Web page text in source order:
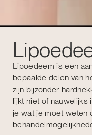
Lipoedeem is een
bepaalde delen van
zijn bijzonder
lijkt niet of
je wat je moet weten